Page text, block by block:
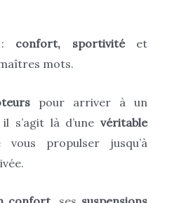
confort, sportivité et
mots.
pour arriver à un
s’agit là d’unevéritable
propulser jusqu’à